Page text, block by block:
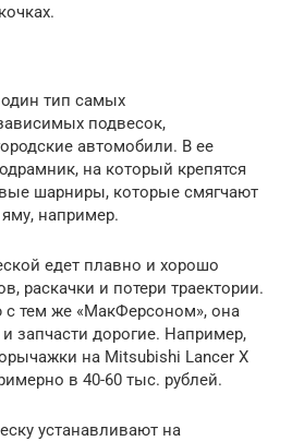
тип самых
подвесок,
автомобили. В ее
на который крепятся
шарниры, которые смягчают
например.
едет плавно и хорошо
раскачки и потери траектории.
тем же «МакФерсоном», она
запчасти дорогие. Например,
на Mitsubishi Lancer X
в 40-60 тыс. рублей.
устанавливают на